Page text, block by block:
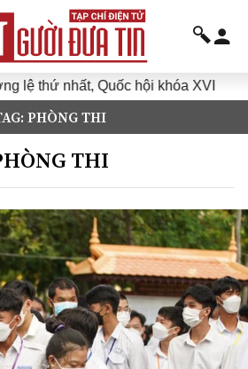
hội khóa XVI Đưa Nghị quyết
PHÒNG THI
THI